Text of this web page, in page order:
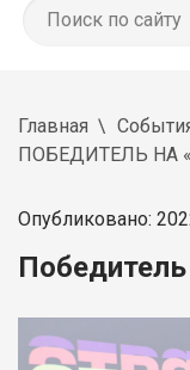
Главная
ПОБЕДИТЕЛЬ НА
Опубликовано: